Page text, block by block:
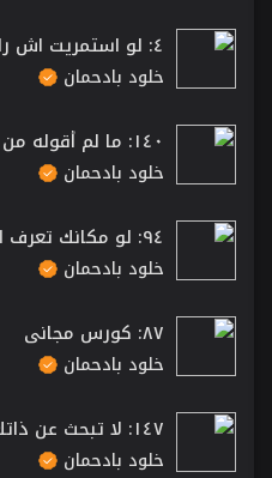
٤: لو استمريت اش راح يصير ؟
خلود بادحمان
١٤٠: ما لم أقوله من قبل
خلود بادحمان
٩٤: لو مكانك تعرف اش راح أسوي
خلود بادحمان
٨٧: كورس مجاني
خلود بادحمان
١٤٧: لا تبحث عن ذاتك
خلود بادحمان